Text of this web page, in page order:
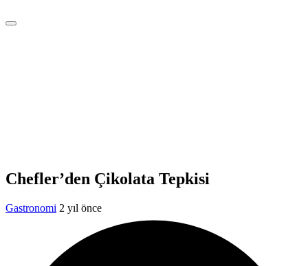
Chefler’den Çikolata Tepkisi
Gastronomi 2 yıl önce